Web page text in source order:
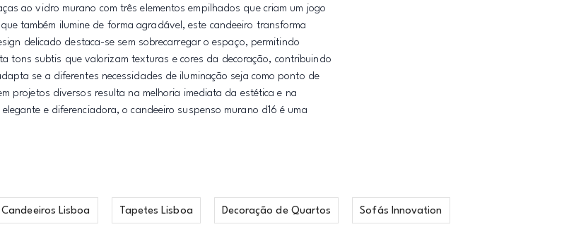
ao vidro murano com três elementos empilhados que criam um jogo
também ilumine de forma agradável, este candeeiro transforma
delicado destaca-se sem sobrecarregar o espaço, permitindo
tons subtis que valorizam texturas e cores da decoração, contribuindo
se a diferentes necessidades de iluminação seja como ponto de
projetos diversos resulta na melhoria imediata da estética e na
e diferenciadora, o candeeiro suspenso murano d16 é uma
Candeeiros Lisboa Tapetes Lisboa Decoração de Quartos Sofás Innovation